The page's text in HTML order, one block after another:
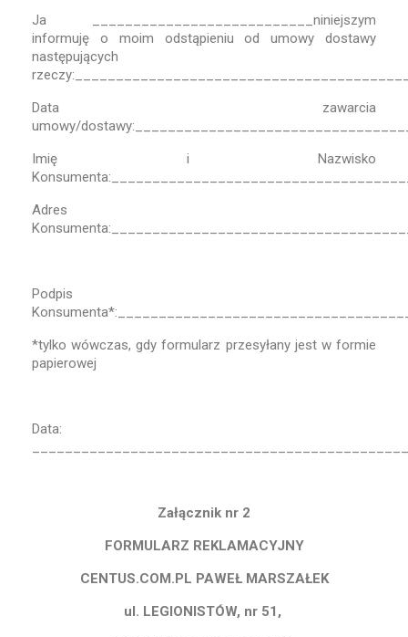
Ja ___________________________niniejszym
informuję o moim odstąpieniu od umowy dostawy
następujących
Data zawarcia
umowy/
Imię i Nazwisko
Adres
Podpis
*tylko wówczas, gdy formularz przesyłany jest w formie
papierowej
Data:
Załącznik nr 2
FORMULARZ REKLAMACYJNY
CENTUS.COM.PL PAWEŁ MARSZAŁEK
ul. LEGIONISTÓW, nr 51,